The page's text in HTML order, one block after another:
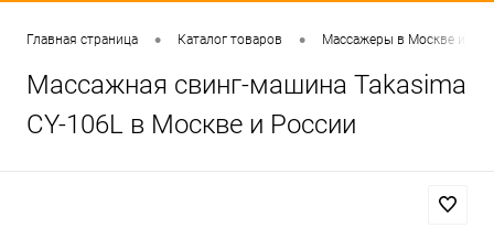
Главная страница • Каталог товаров • Массажеры в Москве и
Массажная свинг-машина Takasima
CY-106L в Москве и России